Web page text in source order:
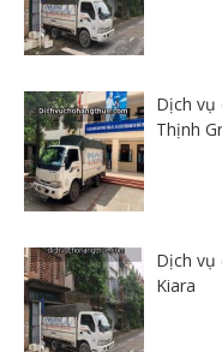
Dịch vụ
Thịnh
Dịch vụ
Kiara